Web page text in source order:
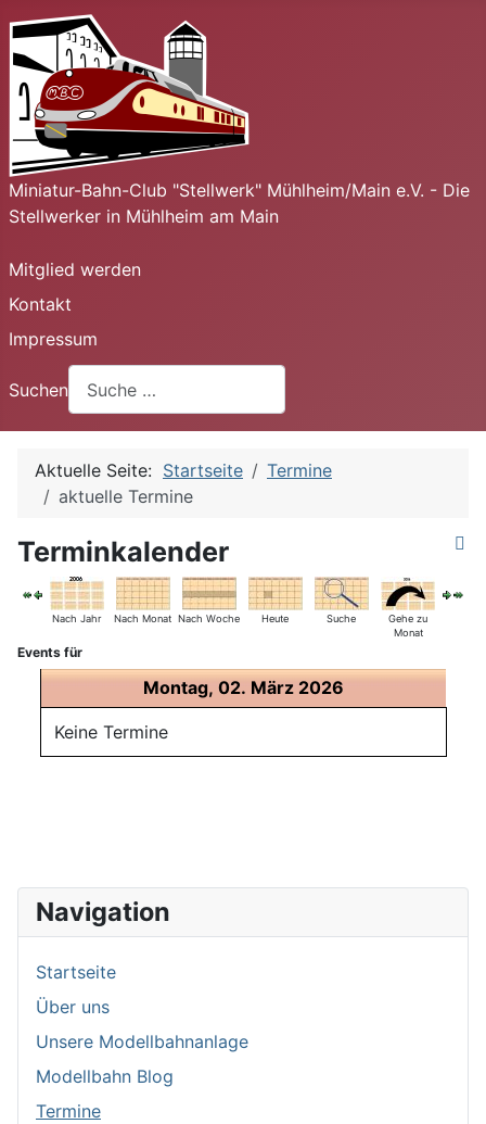
Miniatur-Bahn-Club "Stellwerk" Mühlheim/Main e.V. - Die
Stellwerker in Mühlheim am Main
Mitglied werden
Kontakt
Impressum
Suchen
Aktuelle Seite: Startseite
Termine
aktuelle Termine
Terminkalender
Nach Jahr Nach Monat Nach Woche Heute Suche
Gehe zu
Monat
Events für
Montag, 02. März 2026
Keine Termine
Navigation
Startseite
Über uns
Unsere Modellbahnanlage
Modellbahn Blog
Termine